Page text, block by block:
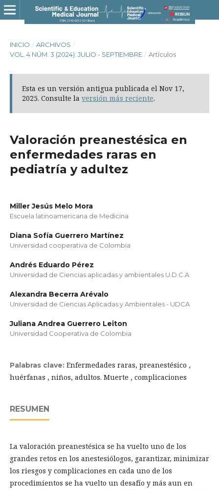
INICIO / ARCHIVOS /
VOL. 4 NÚM. 3 (2024): JULIO - SEPTIEMBRE / Artículos
Esta es un versión antigua publicada el Nov 17,
2025. Consulte la versión más reciente.
Valoración preanestésica en
enfermedades raras en
pediatría y adultez
Miller Jesús Melo Mora
Escuela latinoamericana de Medicina
Diana Sofía Guerrero Martínez
Universidad cooperativa de Colombia
Andrés Eduardo Pérez
Universidad de Ciencias aplicadas y ambientales U.D.C.A
Alexandra Becerra Arévalo
Universidad de Ciencias Aplicadas y Ambientales - UDCA
Juliana Andrea Guerrero Leiton
Universidad Cooperativa de Colombia
Palabras clave: Enfermedades raras, preanestésico ,
huérfanas , niños, adultos. Muerte , complicaciones
RESUMEN
La valoración preanestésica se ha vuelto uno de los
grandes retos en los anestesiólogos, garantizar, minimizar
los riesgos y complicaciones en cada uno de los
procedimientos se ha vuelto un desafío y más aun en